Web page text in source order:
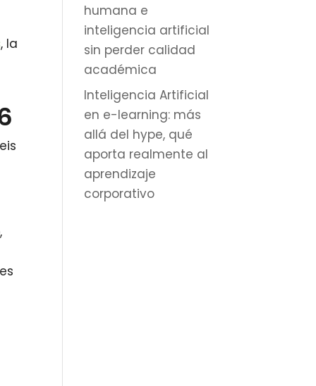
, la
humana e
inteligencia artificial
sin perder calidad
académica
Inteligencia Artificial
en e-learning: más
allá del hype, qué
aporta realmente al
aprendizaje
corporativo